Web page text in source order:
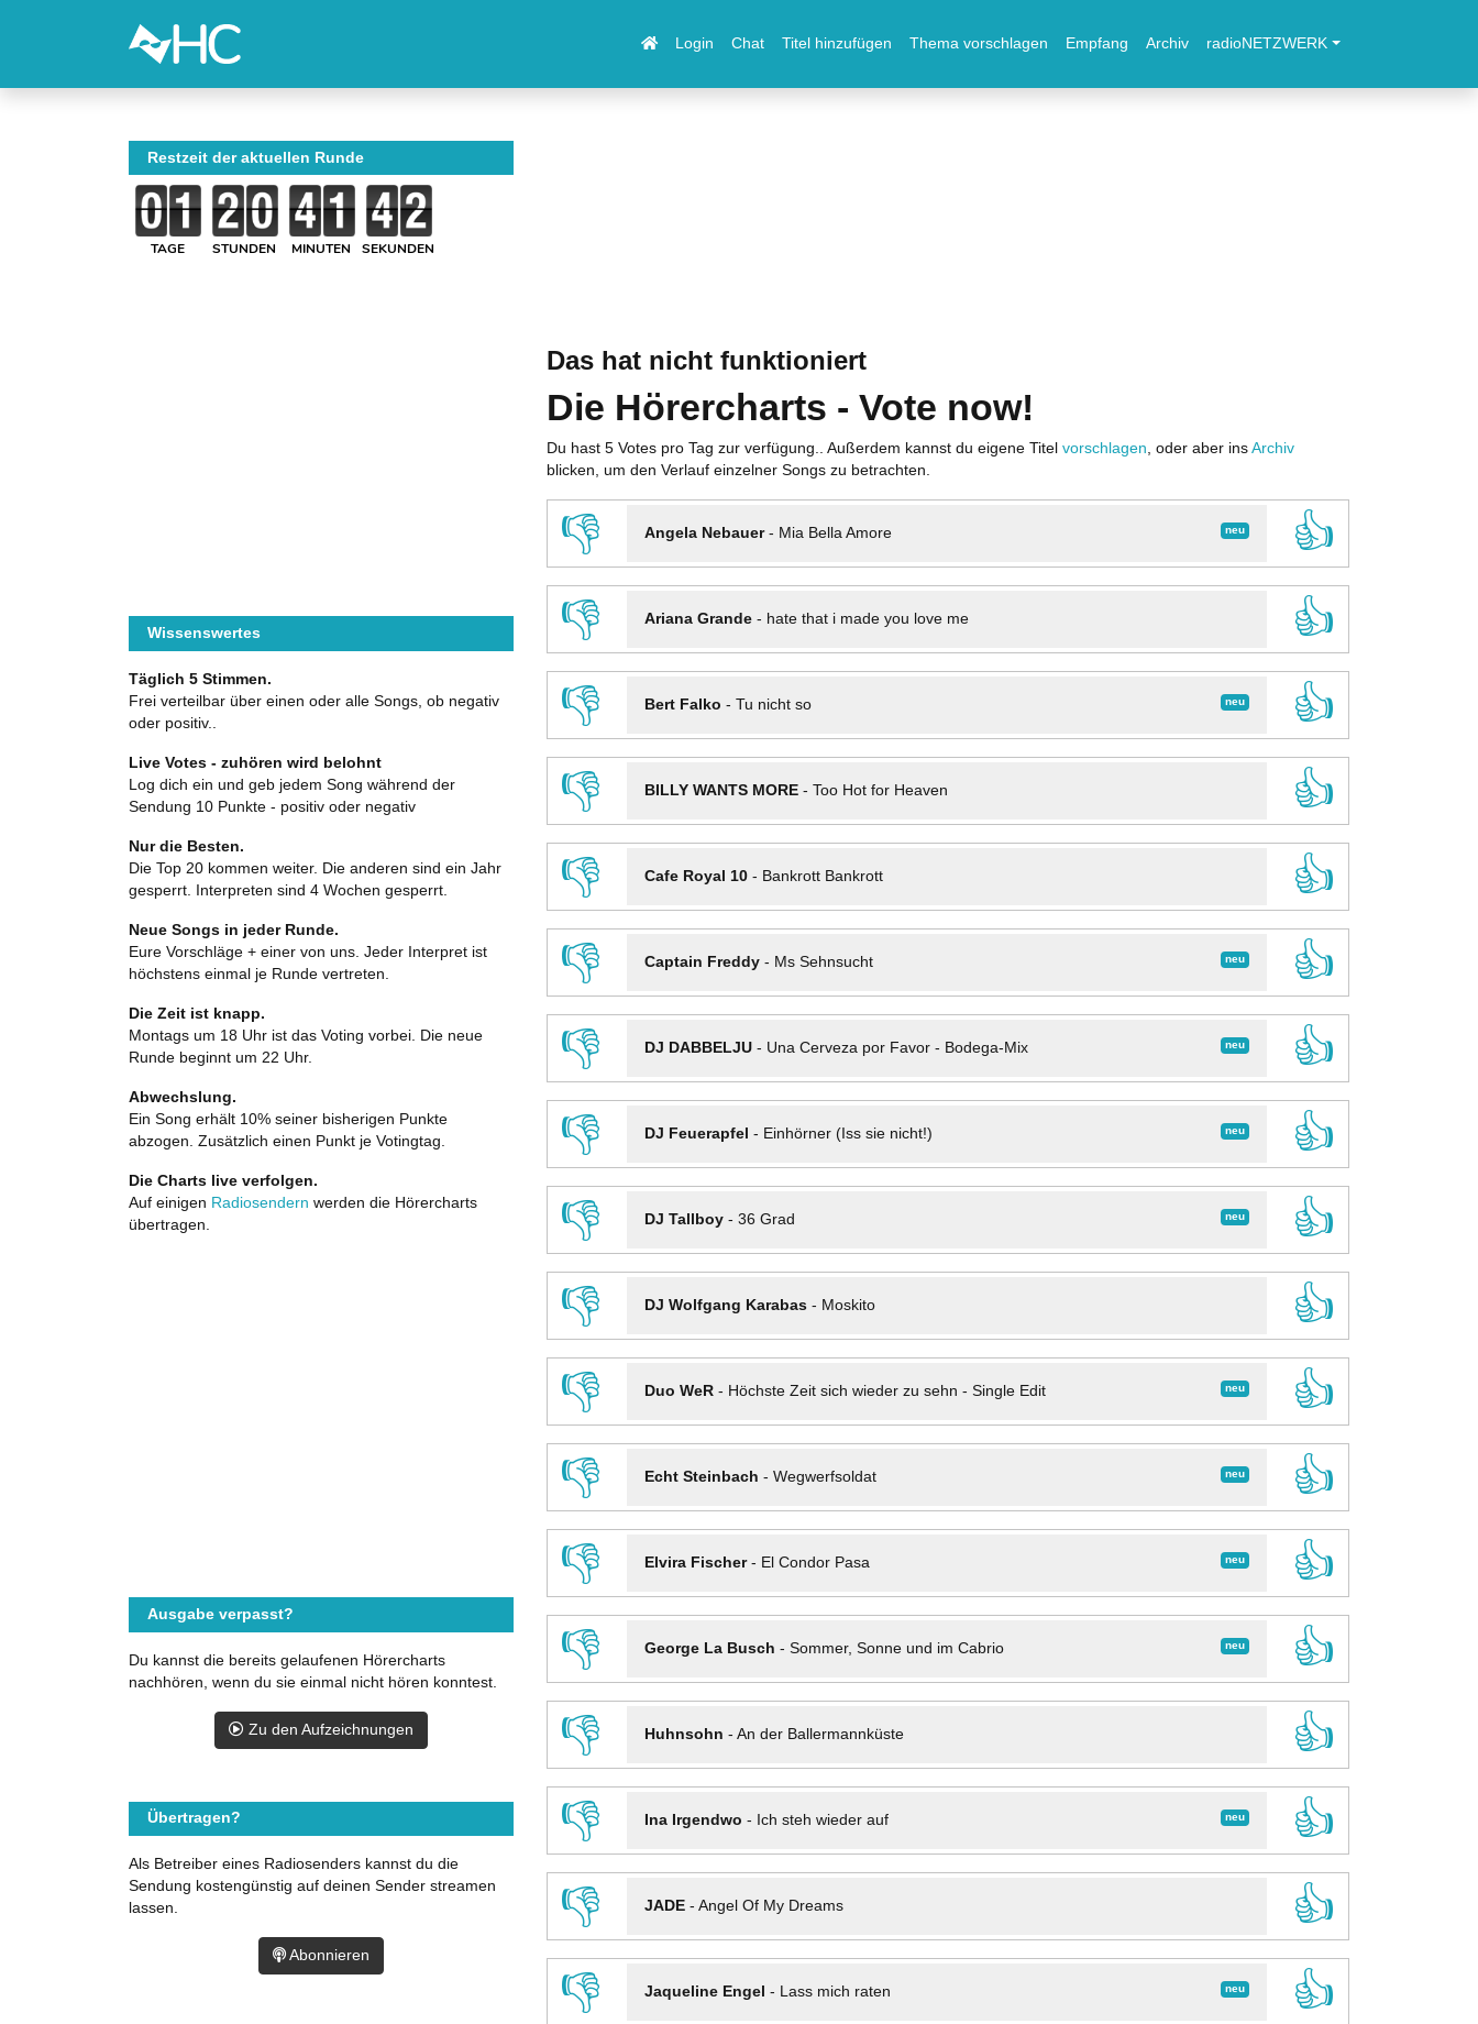
Login Chat Titel hinzufügen Thema vorschlagen Empfang Archiv radioNETZWERK
Das hat nicht funktioniert
Die Hörercharts - Vote now!
Du hast 5 Votes pro Tag zur verfügung.. Außerdem kannst du eigene Titel vorschlagen , oder aber ins Archiv
blicken, um den Verlauf einzelner Songs zu betrachten.
👎 neu
Angela Nebauer- Mia Bella Amore
👍
👎
Ariana Grande- hate that i made you love me
👍
👎
neu
Bert Falko - Tu nicht so
👍
👎
BILLY WANTS MORE- Too Hot for Heaven
👍
👎
Cafe Royal 10- Bankrott Bankrott
👍
👎
neu
Captain Freddy- Ms Sehnsucht
👍
👎
neu
DJ DABBELJU- Una Cerveza por Favor - Bodega-Mix
👍
👎
neu
DJ Feuerapfel - Einhörner (Iss sie nicht!)
👍
👎
neu
DJ Tallboy- 36 Grad
👍
👎
DJ Wolfgang Karabas- Moskito
👍
👎
neu
Duo WeR- Höchste Zeit sich wieder zu sehn - Single Edit
👍
👎
neu
Echt Steinbach - Wegwerfsoldat
👍
👎
neu
Elvira Fischer- El Condor Pasa
👍
👎
neu
George La Busch - Sommer, Sonne und im Cabrio
👍
👎
Huhnsohn - An der Ballermannküste
👍
👎
neu
Ina Irgendwo - Ich steh wieder auf
👍
👎
JADE- Angel Of My Dreams
👍
👎
neu
Jaqueline Engel - Lass mich raten
👍
Restzeit der aktuellen Runde
TAGE STUNDEN MINUTEN SEKUNDEN
Wissenswertes
Täglich 5 Stimmen.
Frei verteilbar über einen oder alle Songs, ob negativ
oder positiv..
Live Votes - zuhören wird belohnt
Log dich ein und geb jedem Song während der
Sendung 10 Punkte - positiv oder negativ
Nur die Besten.
Die Top 20 kommen weiter. Die anderen sind ein Jahr
gesperrt. Interpreten sind 4 Wochen gesperrt.
Neue Songs in jeder Runde.
Eure Vorschläge + einer von uns. Jeder Interpret ist
höchstens einmal je Runde vertreten.
Die Zeit ist knapp.
Montags um 18 Uhr ist das Voting vorbei. Die neue
Runde beginnt um 22 Uhr.
Abwechslung.
Ein Song erhält 10% seiner bisherigen Punkte
abzogen. Zusätzlich einen Punkt je Votingtag.
Die Charts live verfolgen.
Auf einigen Radiosendern werden die Hörercharts
übertragen.
Ausgabe verpasst?
Du kannst die bereits gelaufenen Hörercharts
nachhören, wenn du sie einmal nicht hören konntest.
Zu den Aufzeichnungen
Übertragen?
Als Betreiber eines Radiosenders kannst du die
Sendung kostengünstig auf deinen Sender streamen
lassen.
Abonnieren